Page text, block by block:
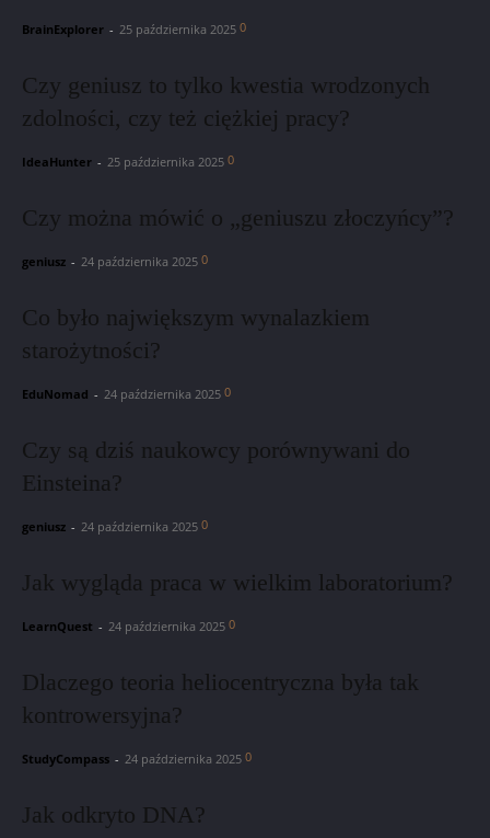
BrainExplorer - 25 października 2025 0
Czy geniusz to tylko kwestia wrodzonych
zdolności, czy też ciężkiej pracy?
IdeaHunter - 25 października 2025 0
Czy można mówić o „geniuszu złoczyńcy”?
geniusz - 24 października 2025 0
Co było największym wynalazkiem
starożytności?
EduNomad - 24 października 2025 0
Czy są dziś naukowcy porównywani do
Einsteina?
geniusz - 24 października 2025 0
Jak wygląda praca w wielkim laboratorium?
LearnQuest - 24 października 2025 0
Dlaczego teoria heliocentryczna była tak
kontrowersyjna?
StudyCompass - 24 października 2025 0
Jak odkryto DNA?